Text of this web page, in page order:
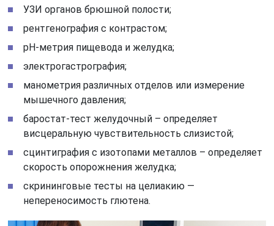
УЗИ органов брюшной полости;
рентгенография с контрастом;
pH-метрия пищевода и желудка;
электрогастрография;
манометрия различных отделов или измерение
мышечного давления;
баростат-тест желудочный – определяет
висцеральную чувствительность слизистой;
сцинтиграфия с изотопами металлов – определяет
скорость опорожнения желудка;
скрининговые тесты на целиакию —
непереносимость глютена.